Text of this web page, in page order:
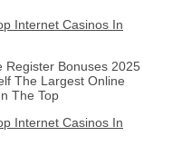
Internet Casinos In
Register Bonuses 2025
The Largest Online
The Top
Internet Casinos In